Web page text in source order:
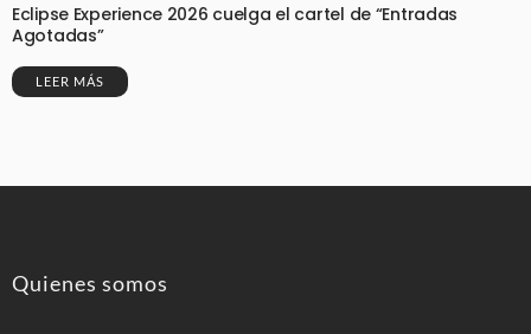
Eclipse Experience 2026 cuelga el cartel de “Entradas
Agotadas”
LEER MÁS
Quienes somos